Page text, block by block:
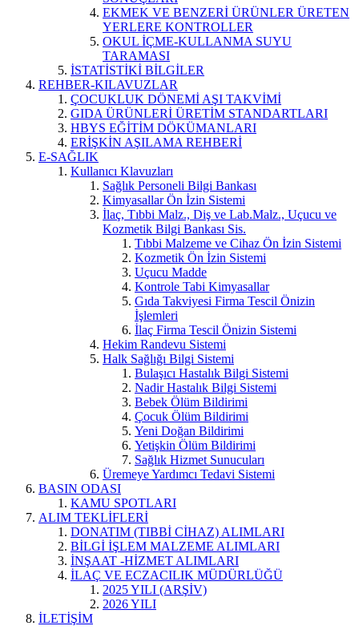
EKMEK VE BENZERİ ÜRÜNLER ÜRETEN
YERLERE KONTROLLER
OKUL İÇME-KULLANMA SUYU
TARAMASI
İSTATİSTİKİ BİLGİLER
REHBER-KILAVUZLAR
ÇOCUKLUK DÖNEMİ AŞI TAKVİMİ
GIDA ÜRÜNLERİ ÜRETİM STANDARTLARI
HBYS EĞİTİM DÖKÜMANLARI
ERİŞKİN AŞILAMA REHBERİ
E-SAĞLIK
Kullanıcı Klavuzları
Sağlık Personeli Bilgi Bankası
Kimyasallar Ön İzin Sistemi
İlaç, Tıbbi Malz., Diş ve Lab.Malz., Uçucu ve
Kozmetik Bilgi Bankası Sis.
Tıbbi Malzeme ve Cihaz Ön İzin Sistemi
Kozmetik Ön İzin Sistemi
Uçucu Madde
Kontrole Tabi Kimyasallar
Gıda Takviyesi Firma Tescil Önizin
İşlemleri
İlaç Firma Tescil Önizin Sistemi
Hekim Randevu Sistemi
Halk Sağlığı Bilgi Sistemi
Bulaşıcı Hastalık Bilgi Sistemi
Nadir Hastalık Bilgi Sistemi
Bebek Ölüm Bildirimi
Çocuk Ölüm Bildirimi
Yeni Doğan Bildirimi
Yetişkin Ölüm Bildirimi
Sağlık Hizmet Sunucuları
Üremeye Yardımcı Tedavi Sistemi
BASIN ODASI
KAMU SPOTLARI
ALIM TEKLİFLERİ
DONATIM (TIBBİ CİHAZ) ALIMLARI
BİLGİ İŞLEM MALZEME ALIMLARI
İNŞAAT -HİZMET ALIMLARI
İLAÇ VE ECZACILIK MÜDÜRLÜĞÜ
2025 YILI (ARŞİV)
2026 YILI
İLETİŞİM